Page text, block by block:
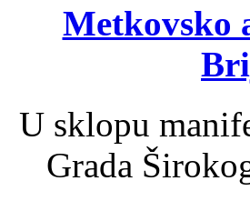
Metkovsko
U sklopu
Grada